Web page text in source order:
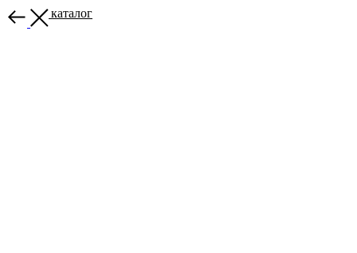
Назад в каталог